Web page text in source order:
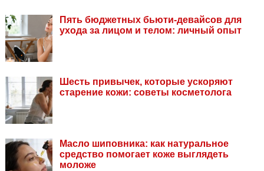
Пять бюджетных бьюти-девайсов для
ухода за лицом и телом: личный опыт
Шесть привычек, которые ускоряют
старение кожи: советы косметолога
Масло шиповника: как натуральное
средство помогает коже выглядеть
моложе